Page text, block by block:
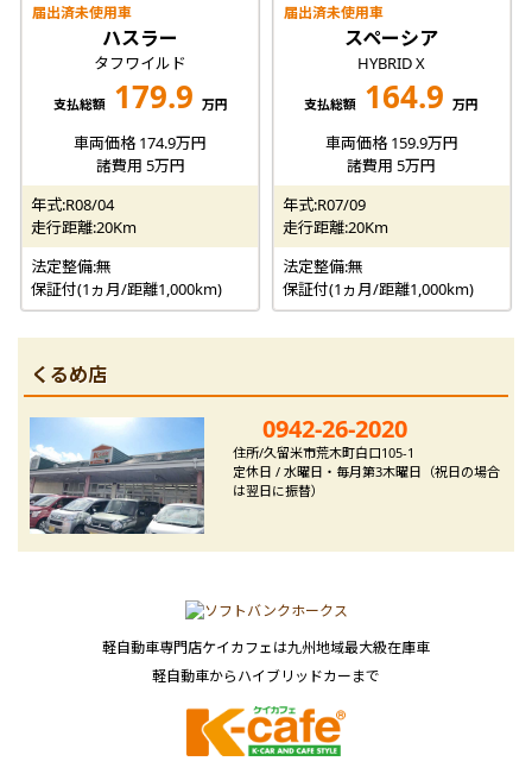
届出済未使用車
ハスラー
タフワイルド
支払総額 179.9 万円
車両価格 174.9万円
諸費用 5万円
年式:R08/04
走行距離:20Km
法定整備:無
保証付(1ヵ月/距離1,000km)
届出済未使用車
スペーシア
HYBRID X
支払総額 164.9 万円
車両価格 159.9万円
諸費用 5万円
年式:R07/09
走行距離:20Km
法定整備:無
保証付(1ヵ月/距離1,000km)
くるめ店
0942-26-2020
住所/久留米市荒木町白口105-1
定休日 / 水曜日・毎月第3木曜日（祝日の場合
は翌日に振替）
軽自動車専門店ケイカフェは九州地域最大級在庫車
軽自動車からハイブリッドカーまで